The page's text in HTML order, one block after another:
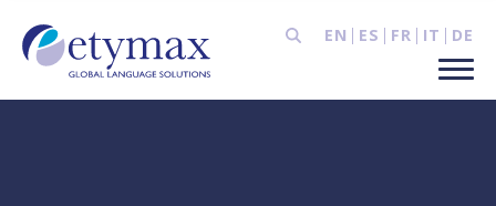
EN ES FR IT DE